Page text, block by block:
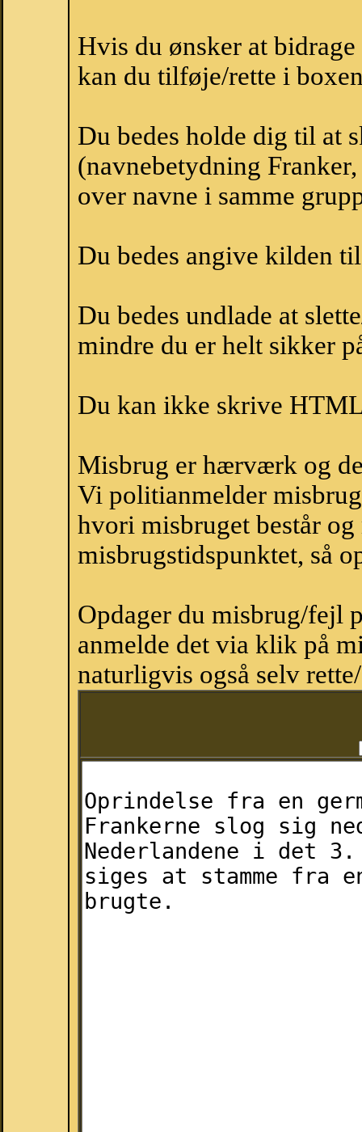
Hvis du ønsker at
kan du tilføje/rette i
Du bedes holde dig til at
(navnebetydning
over navne i samme
Du bedes angive kilden
Du bedes undlade at
mindre du er helt sikker
Du kan ikke skrive
Misbrug er hærværk og
Vi politianmelder
hvori misbruget består
misbrugstidspunktet, så
Opdager du misbrug/fejl
anmelde det via klik på
naturligvis også selv